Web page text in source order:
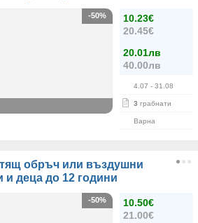
10.23€
20.45€
20.01лв
40.00лв
4.07 - 31.08
3 грабнати
Варна
-50%
обръч или въздушни
и деца до 12 години
10.50€
21.00€
-50%